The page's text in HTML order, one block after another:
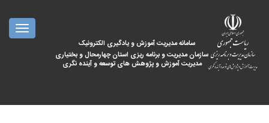
سامانه مدیریت آموزش و یادگیری الکترونیک
سازمان مدیریت و برنامه ریزی استان چهارمحال و بختیاری
مدیریت آموزش و پژوهش های توسعه و آینده نگری